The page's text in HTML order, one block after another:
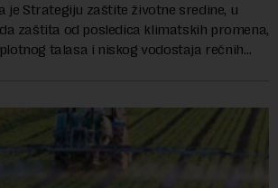
je Strategiju zaštite životne sredine, u
zaštita od posledica klimatskih promena,
talasa i niskog vodostaja rečnih